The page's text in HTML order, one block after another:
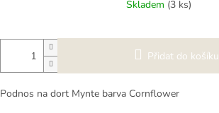
Skladem (3 ks)
Přidat do košíku
Podnos na dort Mynte barva Cornflower